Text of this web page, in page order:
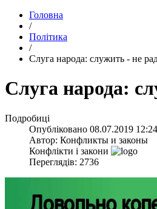
Головна
/
Політика
/
​Слуга народа: служить - не
​Слуга народа:
Подробиці
Опубліковано 08.07.2019 12:24
Автор: Конфликты и законы
Конфлікти і закони
Переглядів: 2736